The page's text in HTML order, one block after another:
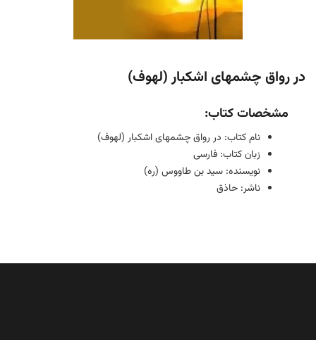
در رواق چشمهای اشکبار (لهوف)
مشخصات کتاب:
نام کتاب: در رواق چشمهای اشکبار (لهوف)
زبان کتاب: فارسی
نویسنده: سید بن طاووس (ره)
ناشر: حاذق